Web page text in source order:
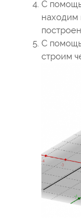
С
находим
С
строим